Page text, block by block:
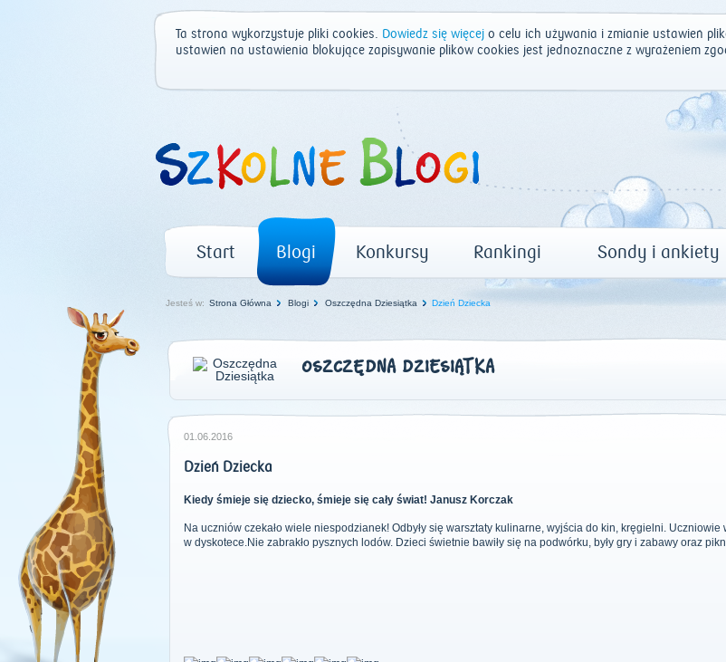
Ta strona wykorzystuje pliki cookies. Dowiedz się więcejo celu ich używania i zmianie ustawień
ustawień na ustawienia blokujące zapisywanie plików cookies jest jednoznaczne z wyrażeniem
Start Blogi Konkursy Rankingi Sondy i ankiety
Jesteś w: Strona Główna Blogi Oszczędna Dziesiątka Dzień Dziecka
OSZCZĘDNA DZIESIĄTKA
01.06.2016
Dzień Dziecka
Kiedy śmieje się dziecko, śmieje się cały świat! Janusz Korczak
Na uczniów czekało wiele niespodzianek! Odbyły się warsztaty kulinarne, wyjścia do kin, kręgielni. Uczniowie
w dyskotece.Nie zabrakło pysznych lodów. Dzieci świetnie bawiły się na podwórku, były gry i zabawy oraz